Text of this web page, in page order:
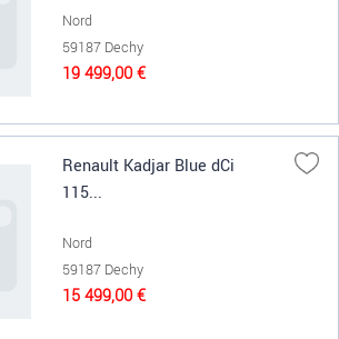
Nord
59187 Dechy
19 499,00 €
Renault Kadjar Blue dCi
115...
Nord
59187 Dechy
15 499,00 €